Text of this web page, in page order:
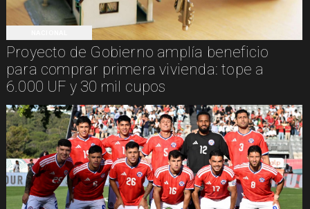
Proyecto de Gobierno amplía beneficio
para comprar primera vivienda: tope a
6.000 UF y 30 mil cupos